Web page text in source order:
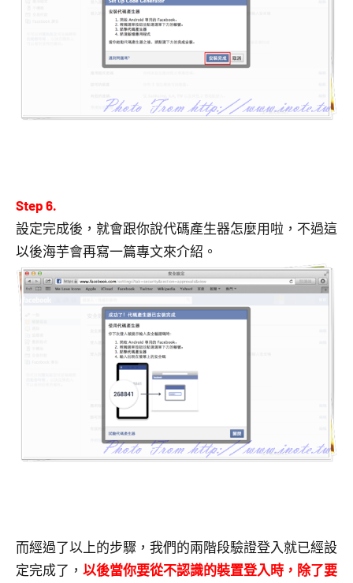
Step 6.
設定完成後，就會跟你說代碼產生器怎麼用啦，不過這
以後海芋會再寫一篇專文來介紹。
而經過了以上的步驟，我們的兩階段驗證登入就已經設
定完成了， 以後當你要從不認識的裝置登入時，除了要